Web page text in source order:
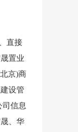
直接
置业
京)商
设管
司信息
、华